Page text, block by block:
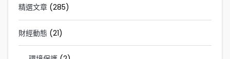
精選文章 (285)
財經動態 (21)